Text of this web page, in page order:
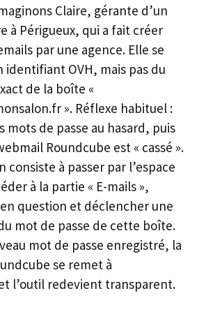
Claire, gérante d’un
à Périgueux, qui a fait créer
par une agence. Elle se
identifiant OVH, mais pas du
de la boîte «
». Réflexe habituel :
de passe au hasard, puis
Roundcube est « cassé ».
consiste à passer par l’espace
à la partie « E-mails »,
question et déclencher une
mot de passe de cette boîte.
mot de passe enregistré, la
se remet à
l’outil redevient transparent.